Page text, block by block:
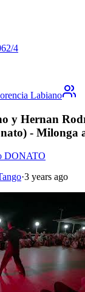
2/4
Labiano
y Hernan
- Milonga
DONATO
·3 years ago